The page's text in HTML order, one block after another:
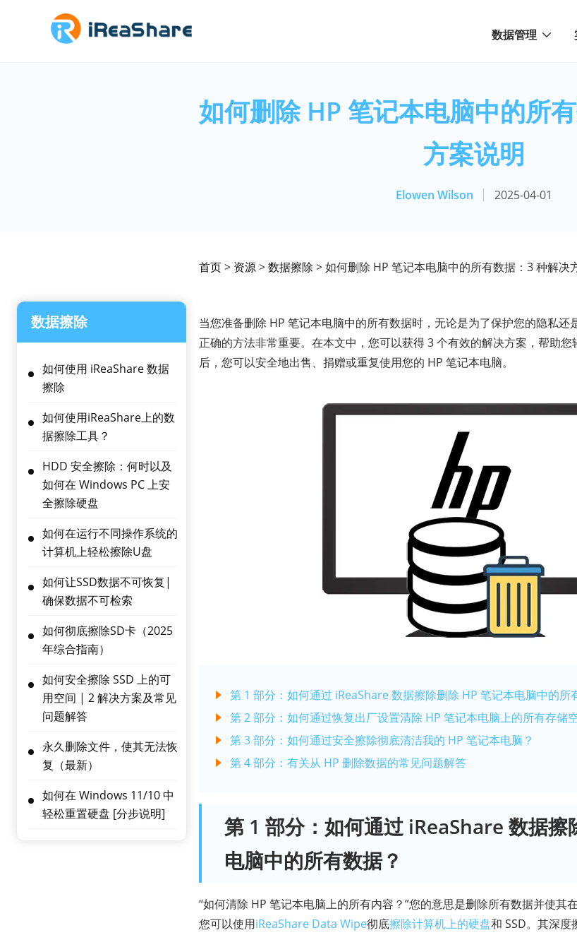
数据管理
如何删除 HP 笔记本电脑中的所
方案说明
Elowen Wilson 2025-04-01
首页> 资源>数据擦除 > 如何删除 HP 笔记本电脑中的所有数据：3 种解决
数据擦除
如何使用 iReaShare 数据
擦除
如何使用iReaShare上的数
据擦除工具？
HDD 安全擦除：何时以及
如何在 Windows PC 上安
全擦除硬盘
如何在运行不同操作系统的
计算机上轻松擦除U盘
如何让SSD数据不可恢复|
确保数据不可检索
如何彻底擦除SD卡（2025
年综合指南）
如何安全擦除 SSD 上的可
用空间 | 2 解决方案及常见
问题解答
永久删除文件，使其无法恢
复（最新）
如何在 Windows 11/10 中
轻松重置硬盘 [分步说明]
当您准备删除 HP 笔记本电脑中的所有数据时，无论是为了保护您的隐私还
正确的方法非常重要。在本文中，您可以获得 3 个有效的解决方案，帮助
后，您可以安全地出售、捐赠或重复使用您的 HP 笔记本电脑。
第 1 部分：如何通过 iReaShare 数据擦除删除 HP 笔记本电脑中的所
第 2 部分：如何通过恢复出厂设置清除 HP 笔记本电脑上的所有存储
第 3 部分：如何通过安全擦除彻底清洁我的 HP 笔记本电脑？
第 4 部分：有关从 HP 删除数据的常见问题解答
第 1 部分：如何通过 iReaShare 数据擦
电脑中的所有数据？
“如何清除 HP 笔记本电脑上的所有内容？”您的意思是删除所有数据并使其
您可以使用iReaShare Data Wipe彻底擦除计算机上的硬盘和 SSD。其深